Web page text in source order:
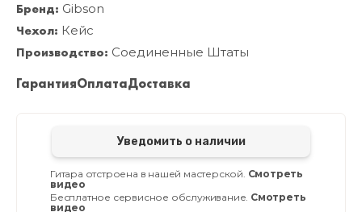
Бренд: Gibson
Чехол: Кейс
Производство: Соединенные Штаты
ГарантияОплатаДоставка
Уведомить о наличии
Гитара отстроена в нашей мастерской. Смотреть
видео
Бесплатное сервисное обслуживание. Смотреть
видео